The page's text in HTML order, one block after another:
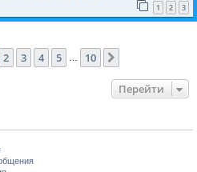
1 2 3
из 10
2 3 4 5 10
Перейти